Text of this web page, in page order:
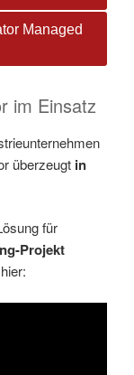
Managed
im Einsatz
überzeugt in
für
Projekt